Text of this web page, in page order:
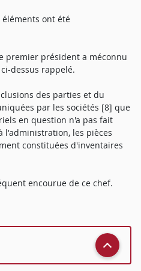
ont été
premier président a méconnu
dessus rappelé.
des parties et du
par les sociétés [8] que
en question n'a pas fait
l'administration, les pièces
constituées d'inventaires
encourue de ce chef.